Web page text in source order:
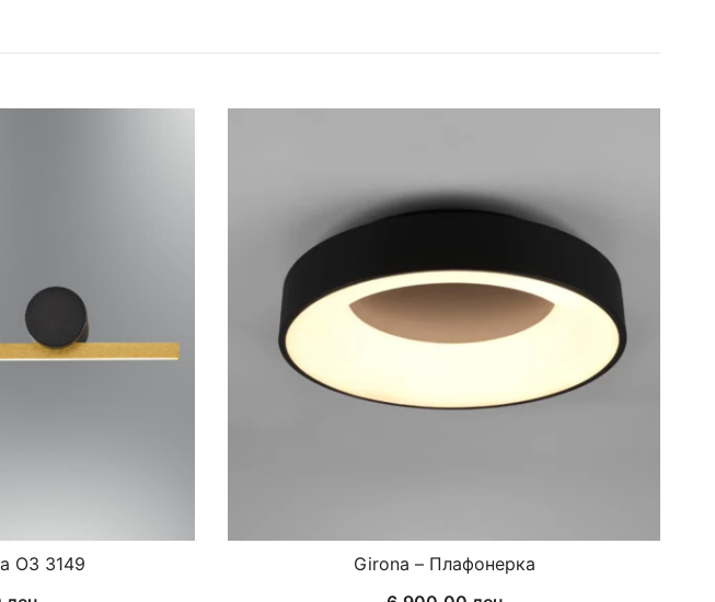
ОЗ 3149
Girona – Плафонерка